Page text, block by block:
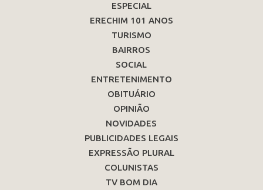
ESPECIAL
ERECHIM 101 ANOS
TURISMO
BAIRROS
SOCIAL
ENTRETENIMENTO
OBITUÁRIO
OPINIÃO
NOVIDADES
PUBLICIDADES LEGAIS
EXPRESSÃO PLURAL
COLUNISTAS
TV BOM DIA